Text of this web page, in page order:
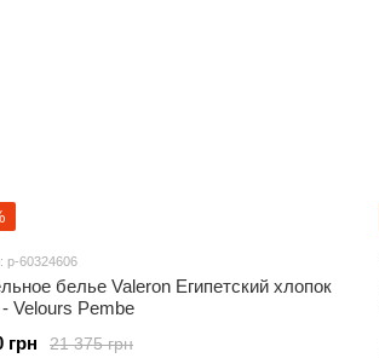
p-60324606
белье Valeron Египетский хлопок
Velours Pembe
21 375 грн
грн